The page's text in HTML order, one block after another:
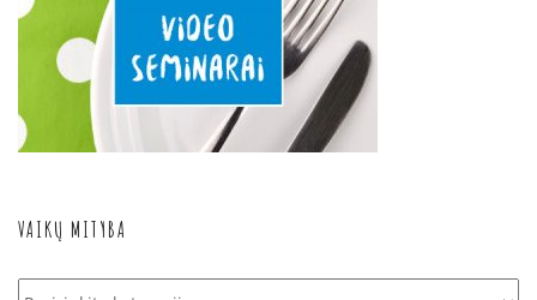
VAIKŲ MITYBA